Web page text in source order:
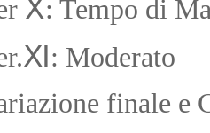
Ⅹ: Tempo di
Ⅺ : Moderato
finale e Coda